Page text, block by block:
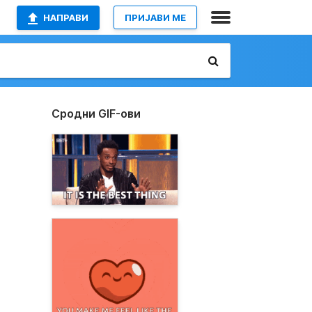
НАПРАВИ ПРИЈАВИ МЕ
Сродни GIF-ови